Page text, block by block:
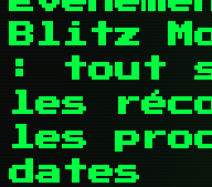
Blitz
: tout
les
les
dates